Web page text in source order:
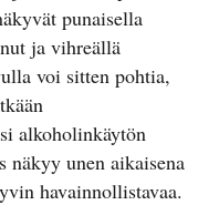
punaisella
ja vihreällä
voi sitten pohtia,
alkoholinkäytön
näkyy unen aikaisena
havainnollistavaa.